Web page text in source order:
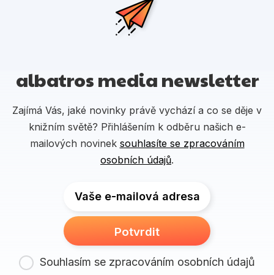
albatros media newsletter
Zajímá Vás, jaké novinky právě vychází a co se děje v
knižním světě? Přihlášením k odběru našich e-
mailových novinek souhlasíte se zpracováním
osobních údajů.
Vaše e-mailová adresa
Potvrdit
Souhlasím se zpracováním osobních údajů